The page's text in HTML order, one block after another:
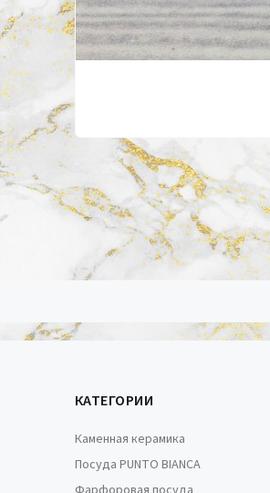
КАТЕГОРИИ
Каменная керамика
Посуда PUNTO BIANCA